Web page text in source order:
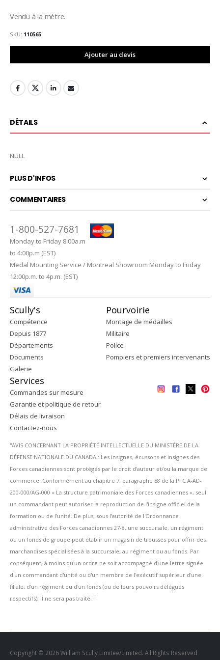
Vendu à la mètre.
SKU 110565
Ajouter au devis
DÉTAILS
NULL
PLUS D'INFOS
COMMENTAIRES
1-800-527-7681
Monday to Friday 8:00a.m
to 4:00p.m (EST)
Medal Mounting Service / Montreal Showroom Monday to Friday
12:00p.m. to 4p.m. (EST)
Scully's
Compétence
Depuis 1877
Départements
Documents
Galerie
Pourvoirie
Montage de médailles
Militaire
Police
Pompiers et premiers intervenants
Services
Commandes sur mesure
Garantie et politique de retour
Délais de livraison
Contactez-nous
''AVIS CONCERNANT LA PROPRIÉTÉ INTELLECTUELLE DU MINISTÈRE DE LA
DÉFENSE NATIONALE DU CANADA : Les insignes, écussons et insignes des
Forces canadiennes sont protégés par le droit d'auteur et/ou la marque de
commerce. Conformément au chapitre 7, paragraphe 58 de la PFC A-AD-
200-000/AG-000 « La structure patrimoniale des Forces canadiennes », seul
un commandant peut autoriser la reproduction de l'insigne officiel de la
formation ou de l'unité. De plus, sous l'autorité de l'Ordonnance
administrative des Forces canadiennes 27-8, une succursale, un régiment
ou un fonds de groupe peut établir un magasin de trousses pour offrir des
marchandises spécialisées à la succursale, au régiment ou au fonds. Par
conséquent, à moins qu'un ordre ne soit accompagné d'une lettre signée
d'un commandant d'unité ou d'un membre de l'exécutif supérieur d'une
filiale, d'un régiment ou d'un fonds (ou de leurs pouvoirs délégués
respectifs), il ne sera pas traité. ''
Copyright © 2026 William Scully Limitee/Limited. All Rights Reserved